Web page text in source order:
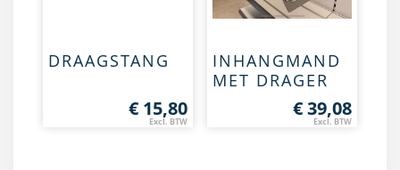
DRAAGSTANG
€ 15,80
Excl. BTW
INHANGMAND
MET DRAGER
€ 39,08
Excl. BTW